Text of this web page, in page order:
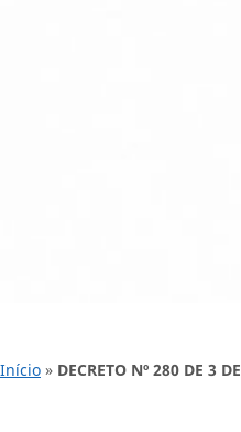
Início » DECRETO Nº 280 DE 3